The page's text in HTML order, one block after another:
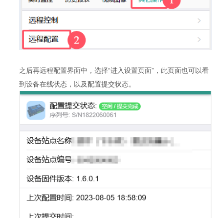
之后再远程配置界面中，选择“进入设置页面”，此页面也可以看
到设备在线状态，以及配置提交状态。